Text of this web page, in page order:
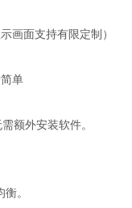
画面支持有限定制）
单
额外安装软件。
。